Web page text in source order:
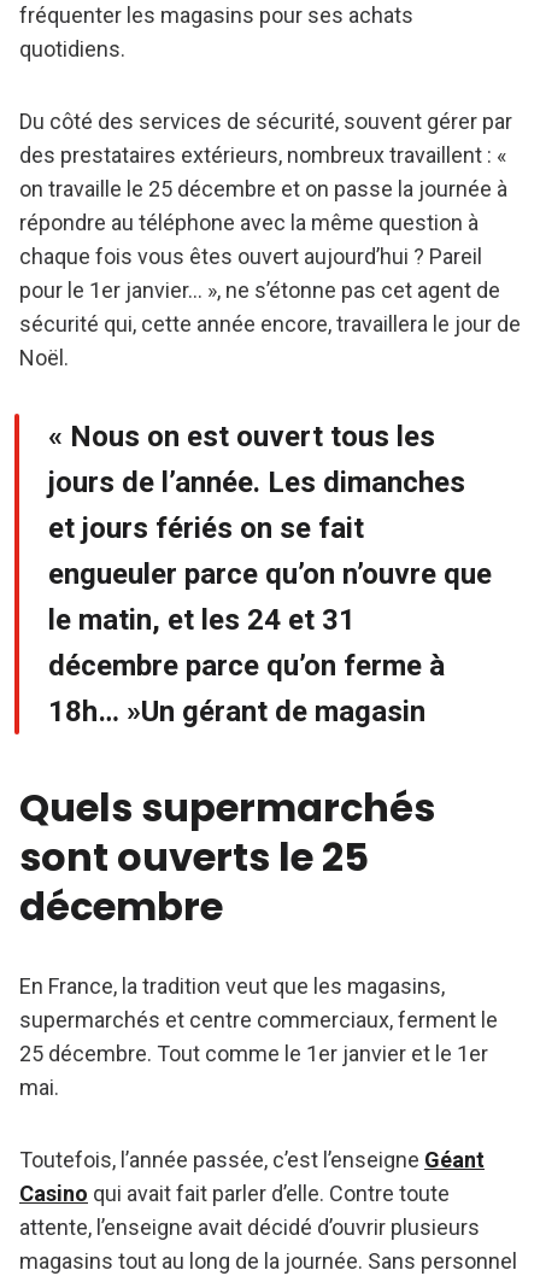
fréquenter les magasins pour ses achats
quotidiens.
Du côté des services de sécurité, souvent gérer par
des prestataires extérieurs, nombreux travaillent : «
on travaille le 25 décembre et on passe la journée à
répondre au téléphone avec la même question à
chaque fois vous êtes ouvert aujourd’hui ? Pareil
pour le 1er janvier… », ne s’étonne pas cet agent de
sécurité qui, cette année encore, travaillera le jour de
Noël.
« Nous on est ouvert tous les
jours de l’année. Les dimanches
et jours fériés on se fait
engueuler parce qu’on n’ouvre que
le matin, et les 24 et 31
décembre parce qu’on ferme à
18h… »Un gérant de magasin
Quels supermarchés
sont ouverts le 25
décembre
En France, la tradition veut que les magasins,
supermarchés et centre commerciaux, ferment le
25 décembre. Tout comme le 1er janvier et le 1er
mai.
Toutefois, l’année passée, c’est l’enseigne Géant
Casino qui avait fait parler d’elle. Contre toute
attente, l’enseigne avait décidé d’ouvrir plusieurs
magasins tout au long de la journée. Sans personnel